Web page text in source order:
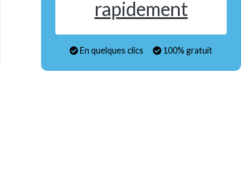
rapidement
En quelques clics 100% gratuit